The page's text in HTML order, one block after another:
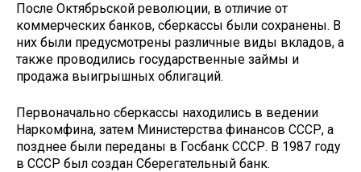
После Октябрьской революции, в отличие от
коммерческих банков, сберкассы были сохранены. В
них были предусмотрены различные виды вкладов, а
также проводились государственные займы и
продажа выигрышных облигаций.
Первоначально сберкассы находились в ведении
Наркомфина, затем Министерства финансов СССР, а
позднее были переданы в Госбанк СССР. В 1987 году
в СССР был создан Сберегательный банк.